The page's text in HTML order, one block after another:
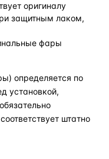
оригиналу
защитным лаком,
фары
определяется по
установкой,
штатно